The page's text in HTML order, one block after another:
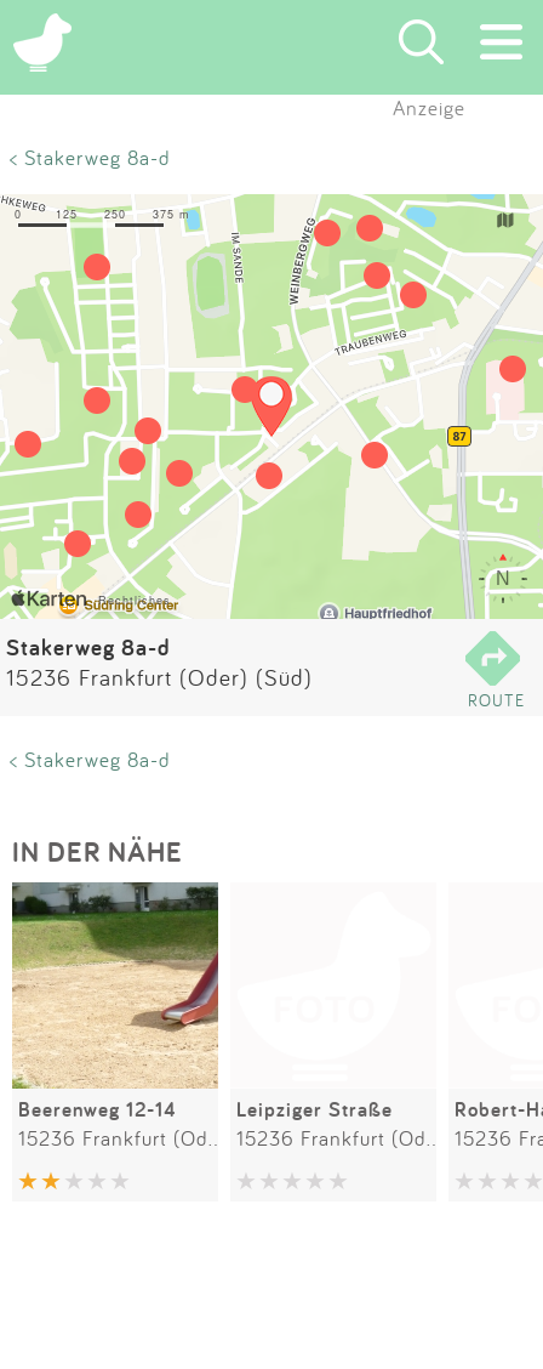
×
Eintragen
App
Blog
Partner
Kontakt
Impressum
Anzeige
< Stakerweg 8a-d
Stakerweg 8a-d
15236 Frankfurt (Oder) (Süd)
ROUTE
< Stakerweg 8a-d
IN DER NÄHE
Beerenweg 12-14 Leipziger Straße